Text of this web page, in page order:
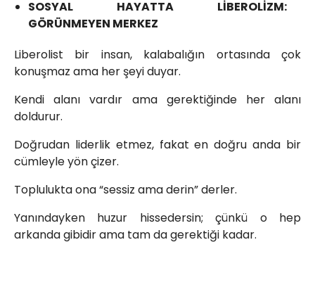
SOSYAL HAYATTA LİBEROLİZM:
GÖRÜNMEYEN MERKEZ
Liberolist bir insan, kalabalığın ortasında çok
konuşmaz ama her şeyi duyar.
Kendi alanı vardır ama gerektiğinde her alanı
doldurur.
Doğrudan liderlik etmez, fakat en doğru anda bir
cümleyle yön çizer.
Toplulukta ona “sessiz ama derin” derler.
Yanındayken huzur hissedersin; çünkü o hep
arkanda gibidir ama tam da gerektiği kadar.